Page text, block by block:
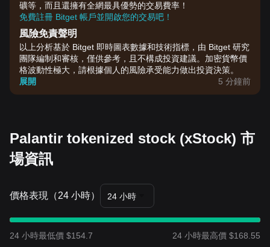
礦等，而且還擁有全網最具優勢的交易費率！
免費註冊 Bitget 帳戶並開啟您的交易吧！
風險免責聲明
以上分析基於 Bitget 即時圖表數據和技術指標，由 Bitget 研究
團隊編制和審核，僅供參考，且不構成投資建議。加密貨幣價
格波動性極大，請根據個人的風險承受能力做出投資決策。
展開
5 分鐘前
Palantir tokenized stock (xStock) 市
場資訊
價格表現（24 小時） 24 小時
24 小時最低價 $154.7 24 小時最高價 $168.55